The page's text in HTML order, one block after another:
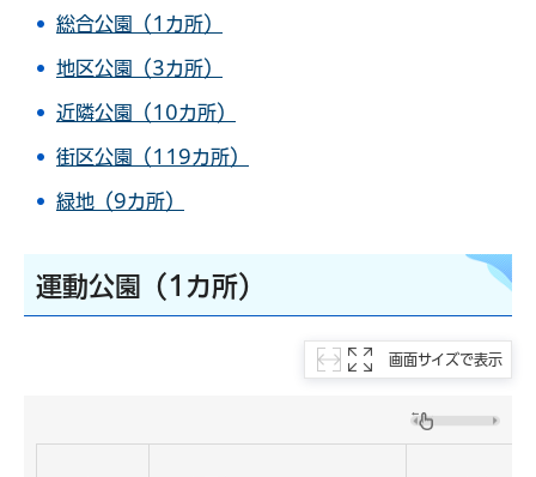
総合公園（1カ所）
地区公園（3カ所）
近隣公園（10カ所）
街区公園（119カ所）
緑地（9カ所）
運動公園（1カ所）
画面サイズで表示